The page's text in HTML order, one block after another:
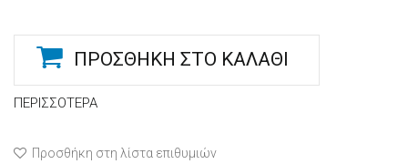
ΠΡΟΣΘΉΚΗ ΣΤΟ ΚΑΛΆΘΙ
ΠΕΡΙΣΣΌΤΕΡΑ
Προσθήκη στη λίστα επιθυμιών